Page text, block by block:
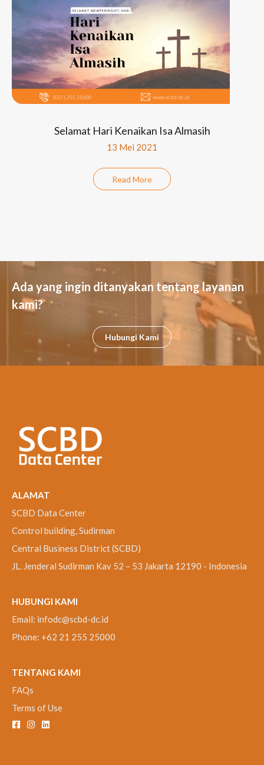
Selamat Hari Kenaikan Isa Almasih
13 Mei 2021
Read More
Ada yang ingin ditanyakan tentang layanan
kami?
Hubungi Kami
ALAMAT
SCBD Data Center
Control building, Sudirman
Central Business District (SCBD)
JL. Jenderal Sudirman Kav 52 – 53 Jakarta 12190 - Indonesia
HUBUNGI KAMI
Email: infodc@scbd-dc.id
Phone: +62 21 255 25000
TENTANG KAMI
FAQs
Terms of Use